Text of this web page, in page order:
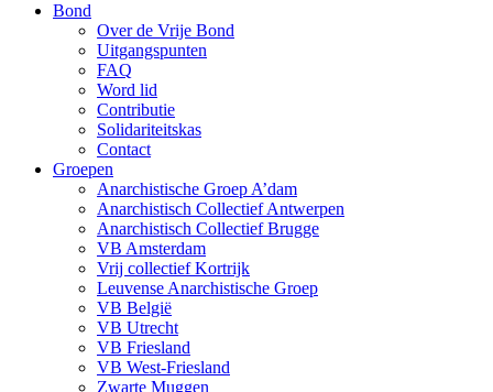
Bond
Over de Vrije Bond
Uitgangspunten
FAQ
Word lid
Contributie
Solidariteitskas
Contact
Groepen
Anarchistische Groep A’dam
Anarchistisch Collectief Antwerpen
Anarchistisch Collectief Brugge
VB Amsterdam
Vrij collectief Kortrijk
Leuvense Anarchistische Groep
VB België
VB Utrecht
VB Friesland
VB West-Friesland
Zwarte Muggen